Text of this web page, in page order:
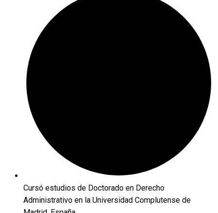
Cursó estudios de Doctorado en Derecho
Administrativo en la Universidad Complutense de